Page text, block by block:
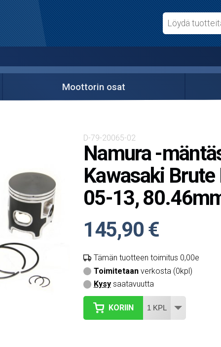
Moottorin osat
D-79-20065-02
Namura -
Kawasaki Brute
05-13,
145,90 €
Tämän tuotteen toimitus 0,00e
Toimitetaanverkosta (0kpl)
Kysysaatavuutta
KORIIN